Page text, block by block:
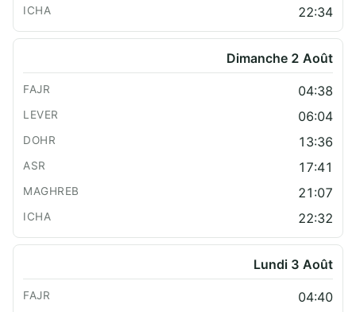
22:34
Dimanche 2 Août
04:38
06:04
13:36
17:41
21:07
22:32
Lundi 3 Août
04:40